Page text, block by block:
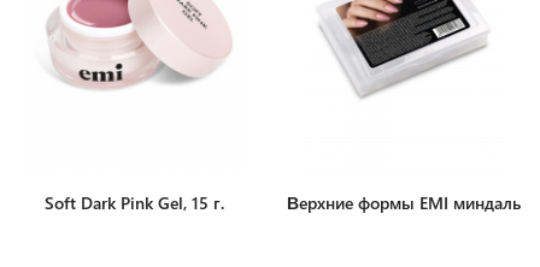
Soft Dark Pink Gel, 15 г. Верхние формы EMI миндаль